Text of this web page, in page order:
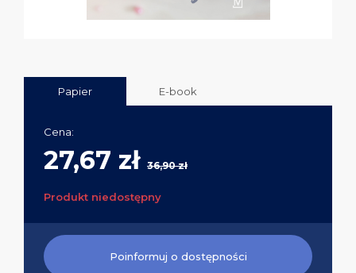
Papier E-book
Cena:
27,67 zł 36,90 zł
Produkt niedostępny
Poinformuj o dostępności